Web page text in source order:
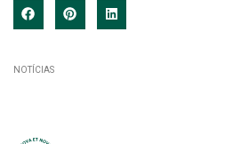
NOTÍCIAS